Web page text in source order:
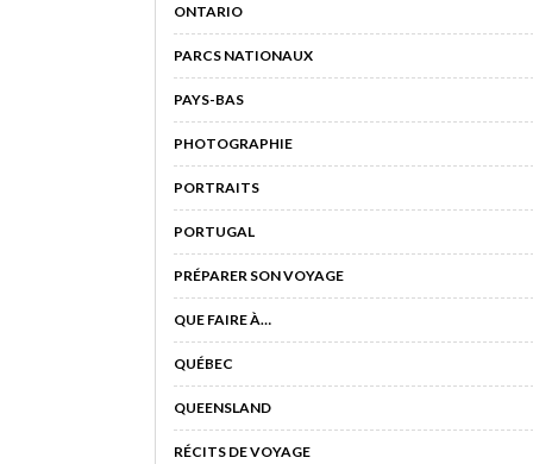
ONTARIO
PARCS NATIONAUX
PAYS-BAS
PHOTOGRAPHIE
PORTRAITS
PORTUGAL
PRÉPARER SON VOYAGE
QUE FAIRE À…
QUÉBEC
QUEENSLAND
RÉCITS DE VOYAGE